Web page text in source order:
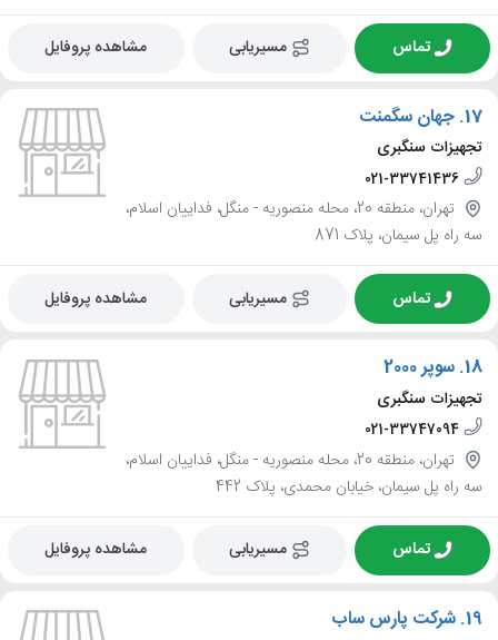
تماس مسیریابی مشاهده پروفایل
17. جهان سگمنت
تجهیزات سنگبری
021-33741436
تهران، منطقه 20، محله منصوریه - منگل، فداییان اسلام،
سه راه پل سیمان، پلاک 871
تماس مسیریابی مشاهده پروفایل
18. سوپر 2000
تجهیزات سنگبری
021-33747094
تهران، منطقه 20، محله منصوریه - منگل، فداییان اسلام،
سه راه پل سیمان، خیابان محمدی، پلاک 442
تماس مسیریابی مشاهده پروفایل
19. شرکت پارس ساب